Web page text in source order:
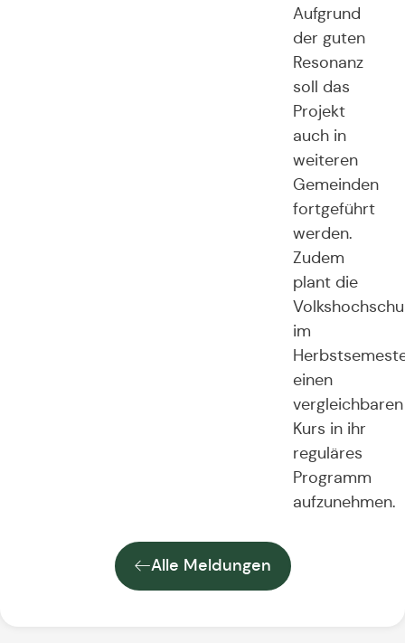
Aufgrund
der guten
Resonanz
soll das
Projekt
auch in
weiteren
Gemeinden
fortgeführt
werden.
Zudem
plant die
im
einen
vergleichbaren
Kurs in ihr
reguläres
Programm
aufzunehmen.
Alle Meldungen